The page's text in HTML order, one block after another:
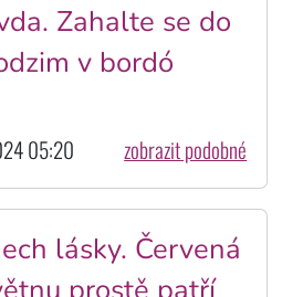
Zahalte se do
v bordó
05:20 zobrazit podobné
lásky. Červená